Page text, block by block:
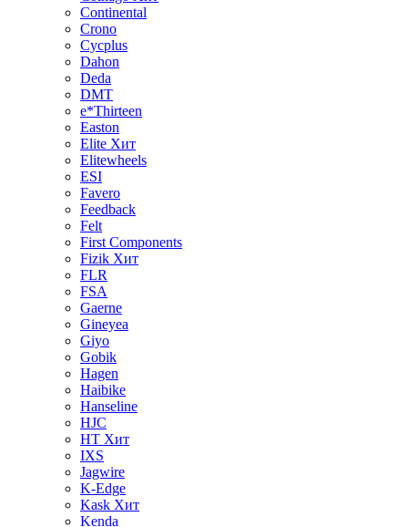
Continental
Crono
Cycplus
Dahon
Deda
DMT
e*Thirteen
Easton
Elite Хит
Elitewheels
ESI
Favero
Feedback
Felt
First Components
Fizik Хит
FLR
FSA
Gaerne
Gineyea
Giyo
Gobik
Hagen
Haibike
Hanseline
HJC
HT Хит
IXS
Jagwire
K-Edge
Kask Хит
Kenda